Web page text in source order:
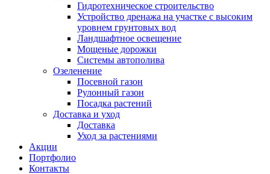
Гидротехническое строительство
Устройство дренажа на участке с высоким
уровнем грунтовых вод
Ландшафтное освещение
Мощеные дорожки
Системы автополива
Озеленение
Посевной газон
Рулонный газон
Посадка растений
Доставка и уход
Доставка
Уход за растениями
Акции
Портфолио
Контакты